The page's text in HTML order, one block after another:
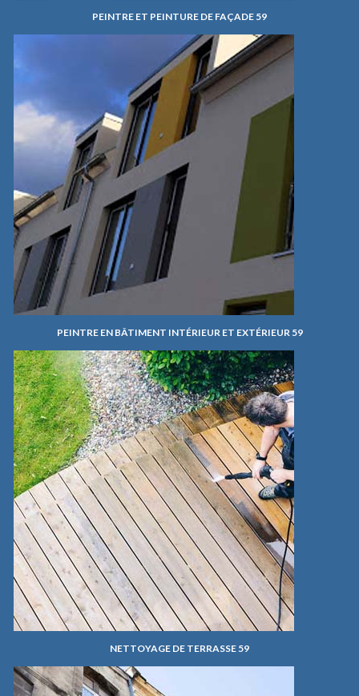
PEINTRE ET PEINTURE DE FAÇADE 59
PEINTRE EN BÂTIMENT INTÉRIEUR ET EXTÉRIEUR 59
NETTOYAGE DE TERRASSE 59